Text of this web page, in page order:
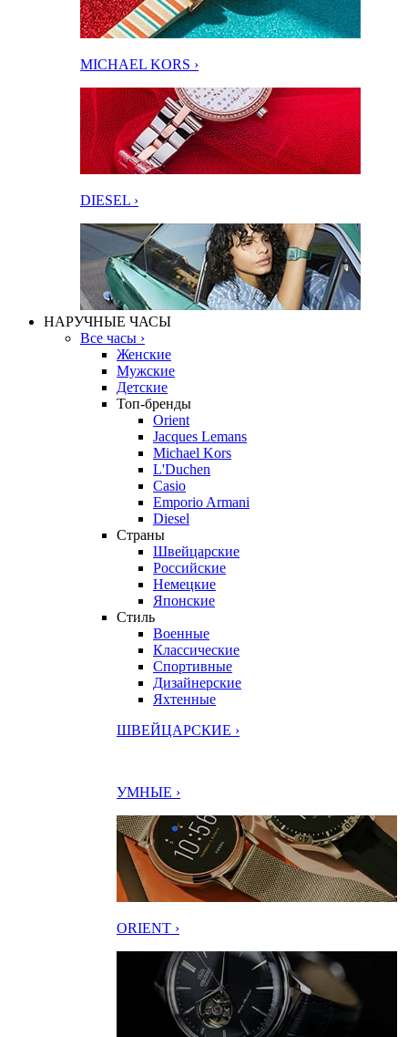
MICHAEL KORS ›
DIESEL ›
НАРУЧНЫЕ ЧАСЫ
Все часы ›
Женские
Мужские
Детские
Топ-бренды
Orient
Jacques Lemans
Michael Kors
L'Duchen
Casio
Emporio Armani
Diesel
Страны
Швейцарские
Российские
Немецкие
Японские
Стиль
Военные
Классические
Спортивные
Дизайнерские
Яхтенные
ШВЕЙЦАРСКИЕ ›
УМНЫЕ ›
ORIENT ›